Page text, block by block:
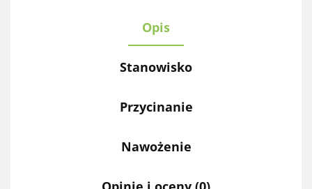
Opis
Stanowisko
Przycinanie
Nawożenie